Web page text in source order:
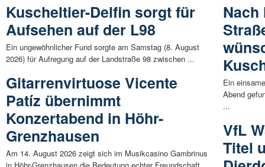
Kuscheltier-Delfin sorgt für
Aufsehen auf der L98
Ein ungewöhnlicher Fund sorgte am Samstag (8. August
2026) für Aufregung auf der Landstraße 98 zwischen ...
Gitarrenvirtuose Vicente
Patíz übernimmt
Konzertabend in Höhr-
Grenzhausen
Am 14. August 2026 zeigt sich im Musikcasino Gambrinus
Nach
Ein
Abend
...
VfL
Titel